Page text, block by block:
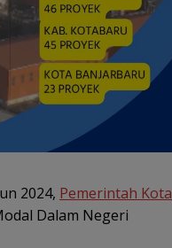
2024, Pemerintah Kota
Dalam Negeri